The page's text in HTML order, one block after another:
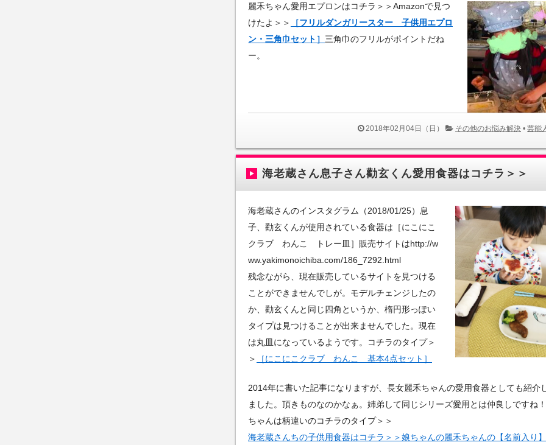
麗禾ちゃん愛用エプロンはコチラ＞＞Amazonで見つ
けたよ＞＞
［フリルダンガリースター 子供用エプロ
ン・三角巾セット］ 三角巾のフリルがポイントだね
ー。
2018年02月04日（日） その他のお悩み解決 • 芸能
海老蔵さん息子さん勸玄くん愛用食器はコチラ＞＞
海老蔵さんのインスタグラム（2018/01/25）息
子、勸玄くんが使用されている食器は［にこにこ
クラブ わんこ トレー皿］販売サイトはhttp://w
ww.yakimonoichiba.com/186_7292.html
残念ながら、現在販売しているサイトを見つける
ことができませんでしが。モデルチェンジしたの
か、勸玄くんと同じ四角というか、楕円形っぽい
タイプは見つけることが出来ませんでした。現在
は丸皿になっているようです。コチラのタイプ＞
＞
［にこにこクラブ わんこ 基本4点セット］
2014年に書いた記事になりますが、長女麗禾ちゃんの愛用食器としても紹介
ました。頂きものなのかなぁ。姉弟して同じシリーズ愛用とは仲良しですね
ちゃんは柄違いのコチラのタイプ＞＞
海老蔵さんちの子供用食器はコチラ＞＞娘ちゃんの麗禾ちゃんの【名前入り